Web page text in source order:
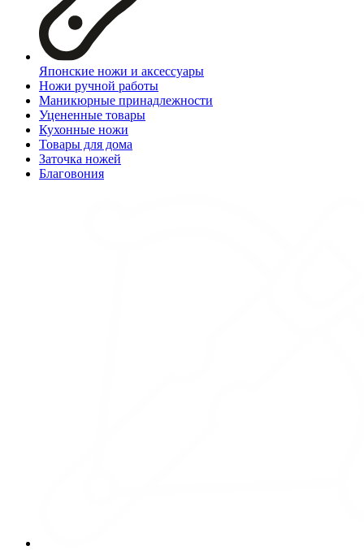
Японские ножи и аксессуары
Ножи ручной работы
Маникюрные принадлежности
Уцененные товары
Кухонные ножи
Товары для дома
Заточка ножей
Благовония